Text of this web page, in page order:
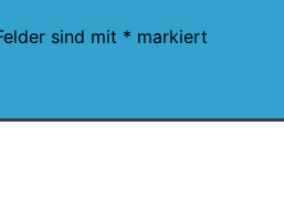
sind mit * markiert